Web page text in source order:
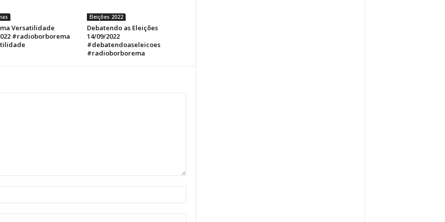
Versatilidade
#radioborborema
Eleições 2022
Debatendo as Eleições
14/09/2022
#debatendoaseleicoes
#radioborborema